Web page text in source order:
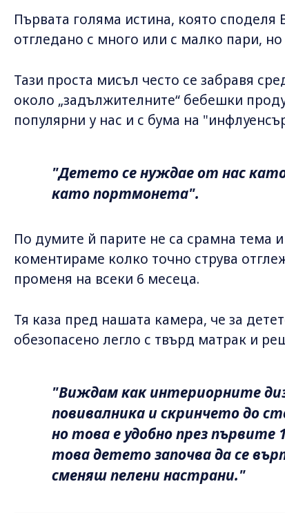
Първата голяма истина, която
отгледано с много или с малко пари,
Тази проста мисъл често се забравя
около „задължителните“ бебешки
популярни у нас и с бума на
"Детето се нуждае от нас
като портмонета".
По думите й парите не са срамна тема
коментираме колко точно струва
променя на всеки 6 месеца.
Тя каза пред нашата камера, че за
обезопасено легло с твърд матрак и
"Виждам как интериорните
повивалника и скринчето до
но това е удобно през
това детето започва да се
сменяш пелени настрани."